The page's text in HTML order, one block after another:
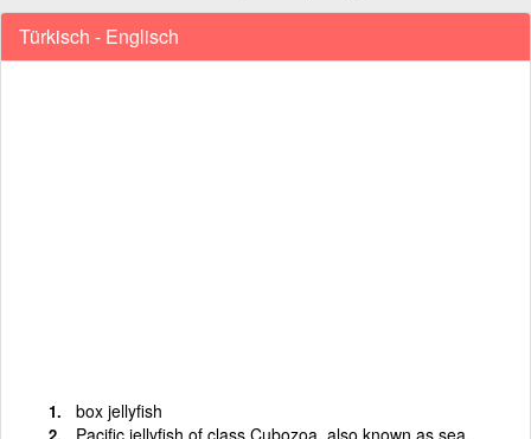
Türkisch - Englisch
box jellyfish
Pacific jellyfish of class Cubozoa, also known as sea